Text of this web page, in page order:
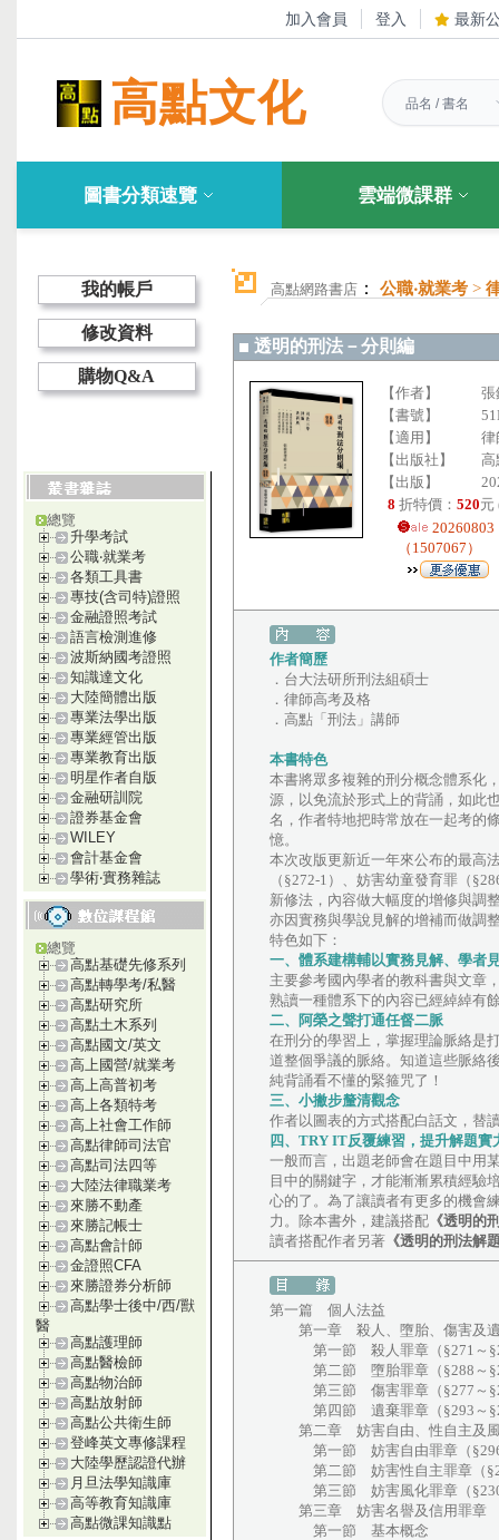
加入會員 登入 最新
高點文化
圖書分類速覽 雲端微課群
我的帳戶
修改資料
購物Q&A
總覽
升學考試
公職‧就業考
各類工具書
專技(含司特)證照
金融證照考試
語言檢測進修
波斯納國考證照
知識達文化
大陸簡體出版
專業法學出版
專業經管出版
專業教育出版
明星作者自版
金融研訓院
證券基金會
WILEY
會計基金會
學術‧實務雜誌
總覽
高點基礎先修系列
高點轉學考/私醫
高點研究所
高點土木系列
高點國文/英文
高上國營/就業考
高上高普初考
高上各類特考
高上社會工作師
高點律師司法官
高點司法四等
大陸法律職業考
來勝不動產
來勝記帳士
高點會計師
金證照CFA
來勝證券分析師
高點學士後中/西/獸
醫
高點護理師
高點醫檢師
高點物治師
高點放射師
高點公共衛生師
登峰英文專修課程
大陸學歷認證代辦
月旦法學知識庫
高等教育知識庫
高點微課知識點
高點網路書店 ： 公職‧就業考 >
透明的刑法－分則編
【作者】
【書號】
【適用】
律
【出版社】
高
【出版】
8 折特價： 520元
（1507067）
作者簡歷
．台大法研所刑法組碩士
．律師高考及格
．高點「刑法」講師
本書特色
本書將眾多複雜的刑分概念體系化
源，以免流於形式上的背誦，如此
名，作者特地把時常放在一起考的
憶。
本次改版更新近一年來公布的最高
（§272-1）、妨害幼童發育罪（
新修法，內容做大幅度的增修與調
亦因實務與學說見解的增補而做調
特色如下：
一、體系建構輔以實務見解、學者
主要參考國內學者的教科書與文章
熟讀一種體系下的內容已經綽綽有
二、阿榮之聲打通任督二脈
在刑分的學習上，掌握理論脈絡是
道整個爭議的脈絡。知道這些脈絡
純背誦看不懂的緊箍咒了！
三、小撇步釐清觀念
作者以圖表的方式搭配白話文，替
四、TRY IT反覆練習，提升解題實
一般而言，出題老師會在題目中用
目中的關鍵字，才能漸漸累積經驗
心的了。為了讓讀者有更多的機會
力。除本書外，建議搭配 《透明的
讀者搭配作者另著 《透明的刑法解
第一篇 個人法益
第一章 殺人、墮胎、傷害及遺
第一節 殺人罪章（§271～
第二節 墮胎罪章（§288～
第三節 傷害罪章（§277～
第四節 遺棄罪章（§293～
第二章 妨害自由、性自主及風
第一節 妨害自由罪章（§296
第二節 妨害性自主罪章（
第三節 妨害風化罪章（§230
第三章 妨害名譽及信用罪章
第一節 基本概念